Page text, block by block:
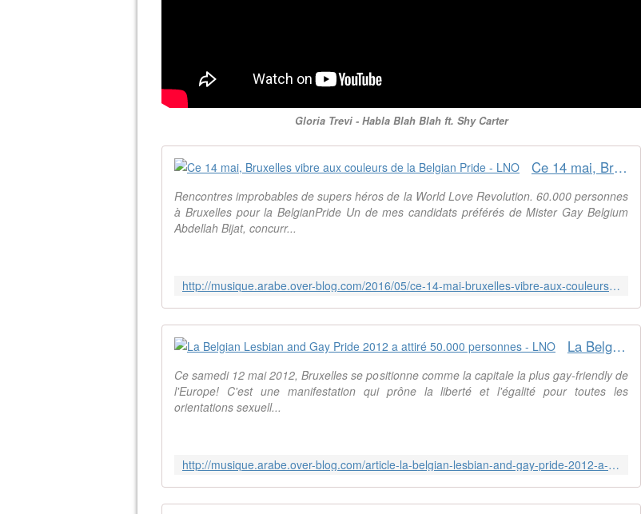
Gloria Trevi - Habla Blah Blah ft. Shy Carter
Ce 14 mai, Bruxelles vibre aux couleurs de la Belgian Pride - LNO
Rencontres improbables de supers héros de la World Love Revolution. 60.000 personnes
à Bruxelles pour la BelgianPride Un de mes candidats préférés de Mister Gay Belgium
Abdellah Bijat, concurr...
http://musique.arabe.over-blog.com/2016/05/ce-14-mai-bruxelles-vibre-aux-couleurs-de-la-belgian-pride.html
La Belgian Lesbian and Gay Pride 2012 a attiré 50.000 personnes‎ - LNO
Ce samedi 12 mai 2012, Bruxelles se positionne comme la capitale la plus gay-friendly de
l'Europe! C'est une manifestation qui prône la liberté et l'égalité pour toutes les
orientations sexuell...
http://musique.arabe.over-blog.com/article-la-belgian-lesbian-and-gay-pride-2012-a-attire-50-000-personnes-105065923.html